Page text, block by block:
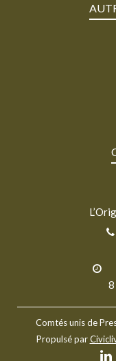
8
Comtés unis de
Propulsé par